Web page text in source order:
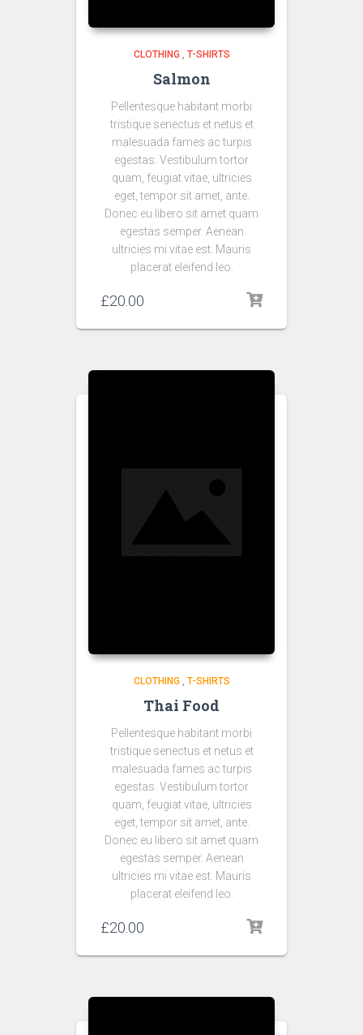
CLOTHING , T-SHIRTS
Salmon
Pellentesque habitant morbi
tristique senectus et netus et
malesuada fames ac turpis
egestas. Vestibulum tortor
quam, feugiat vitae, ultricies
eget, tempor sit amet, ante.
Donec eu libero sit amet quam
egestas semper. Aenean
ultricies mi vitae est. Mauris
placerat eleifend leo.
£20.00
CLOTHING, T-SHIRTS
Thai Food
Pellentesque habitant morbi
tristique senectus et netus et
malesuada fames ac turpis
egestas. Vestibulum tortor
quam, feugiat vitae, ultricies
eget, tempor sit amet, ante.
Donec eu libero sit amet quam
egestas semper. Aenean
ultricies mi vitae est. Mauris
placerat eleifend leo.
£20.00